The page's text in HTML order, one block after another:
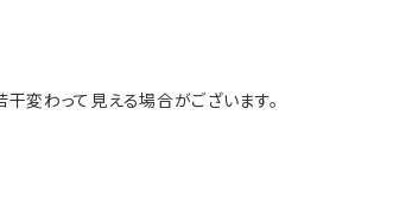
変わって見える場合がございます。